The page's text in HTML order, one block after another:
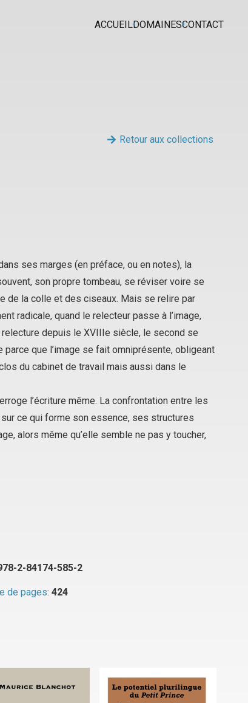
ACCUEILDOMAINESCONTACT
Retour aux collections
ses marges (en préface, ou en notes), la
son propre tombeau, se réviser voire se
de la colle et des ciseaux. Mais se relire par
radicale, quand le relecteur passe à l’image,
relecture depuis le XVIIIe siècle, le second se
que l’image se fait omniprésente, obligeant
du cabinet de travail mais aussi dans le
l’écriture même. La confrontation entre les
ce qui forme son essence, ses structures
alors même qu’elle semble ne pas y toucher,
2-84174-585-2
de pages: 424